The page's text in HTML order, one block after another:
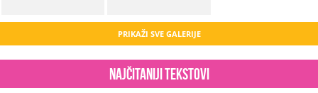
PRIKAŽI SVE GALERIJE
Najčitaniji tekstovi